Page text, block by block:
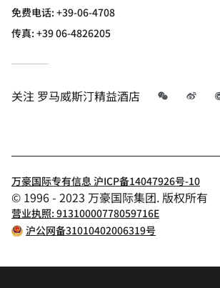
免费电话:+39-06-4708
传真:+39 06-4826205
关注 罗马威斯汀精益酒店 微信 微博
万豪国际专有信息 沪ICP备14047926号-10
© 1996 - 2023 万豪国际集团. 版权所有
营业执照: 91310000778059716E
沪公网备31010402006319号